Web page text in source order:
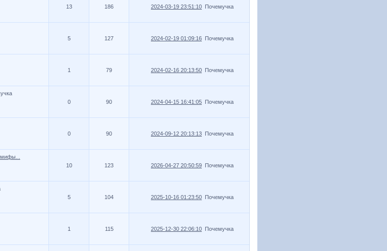
13
186 2024-03-19 23:51:10 Почемучка
5
127 2024-02-19 01:09:16 Почемучка
1
79 2024-02-16 20:13:50 Почемучка
0
90 2024-04-15 16:41:05 Почемучка
0
90 2024-09-12 20:13:13 Почемучка
10 123 2026-04-27 20:50:59 Почемучка
5
104 2025-10-16 01:23:50 Почемучка
1
115 2025-12-30 22:06:10 Почемучка